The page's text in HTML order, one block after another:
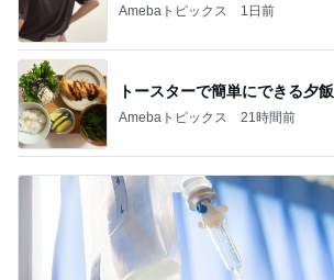
Amebaトピックス 1日前
トースターで簡単にできる夕飯
Amebaトピックス 21時間前